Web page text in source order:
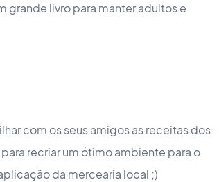
grande livro para manter adultos e
com os seus amigos as receitas dos
recriar um ótimo ambiente para o
da mercearia local ;)